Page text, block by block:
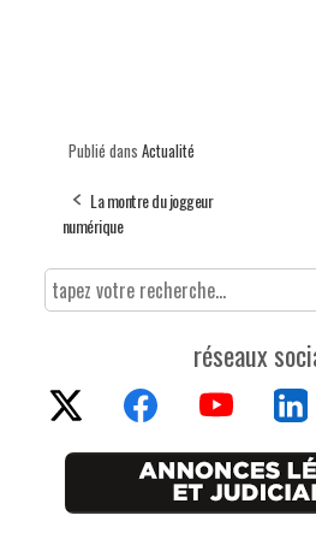
Publié dans Actualité
La montre du joggeur
numérique
réseaux